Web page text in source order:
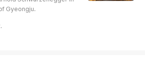
덤을 지키는 문신門神이다. 그
한대漢代에 처음 등장할 것이
데, 그 내력은 조금 더 조사
Gyeongju.